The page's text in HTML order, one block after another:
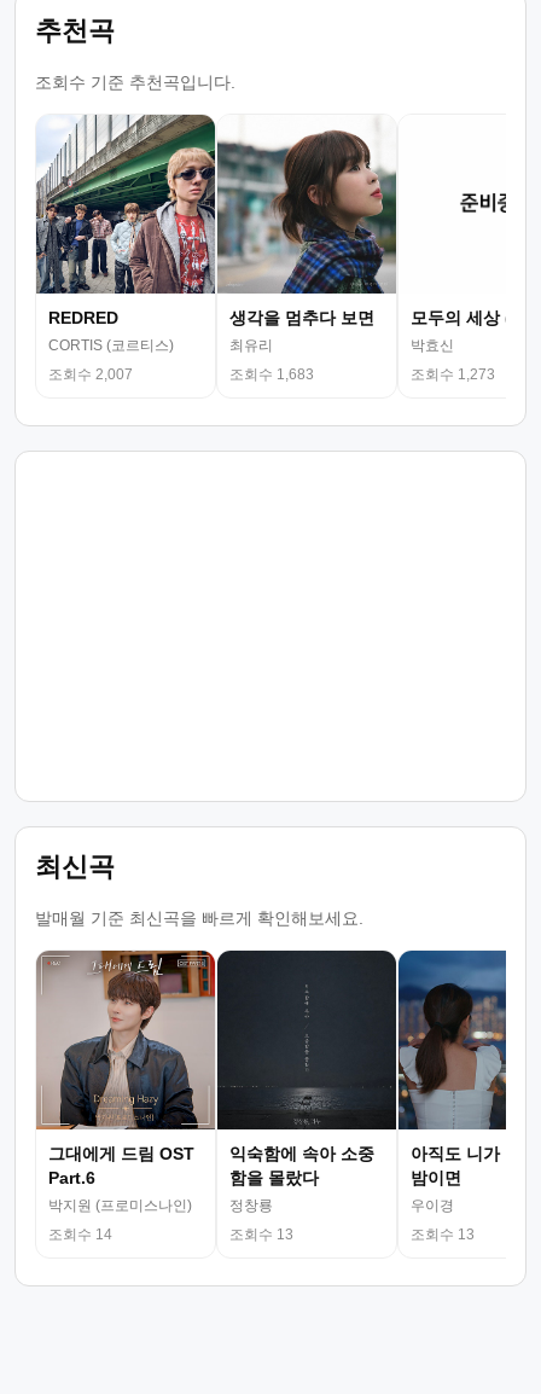
추천곡
조회수 기준 추천곡입니다.
REDRED
CORTIS (코르티스)
조회수 2,007
생각을 멈추다 보면
최유리
조회수 1,683
모두의 세상 (뮤
박효신
조회수 1,273
최신곡
발매월 기준 최신곡을 빠르게 확인해보세요.
그대에게 드림 OST
Part.6
박지원 (프로미스나인)
조회수 14
익숙함에 속아 소중
함을 몰랐다
정창룡
조회수 13
아직도 니가 그
밤이면
우이경
조회수 13